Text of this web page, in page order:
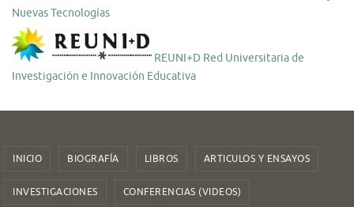
Nuevas Tecnologías
REUNI+D Red Universitaria de
Investigación e Innovación Educativa
INICIO BIOGRAFÍA LIBROS ARTICULOS Y ENSAYOS
INVESTIGACIONES CONFERENCIAS (VIDEOS)